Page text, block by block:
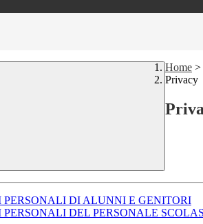
Home >
Privacy
DI ALUNNI E GENITORI
DEL PERSONALE